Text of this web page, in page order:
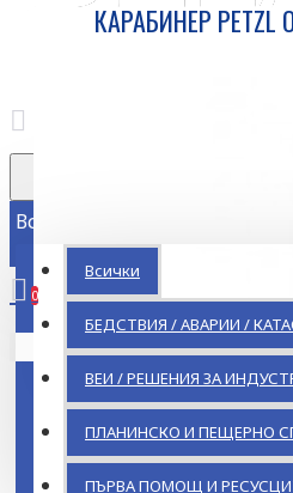
Всички
Всички
БЕДСТВИЯ / АВАРИИ /
ВЕИ / РЕШЕНИЯ ЗА
ПЛАНИНСКО И ПЕЩЕРНО
ПЪРВА ПОМОЩ И
0
Кошницата ви е празна!
КАРАБИНЕР PETZL